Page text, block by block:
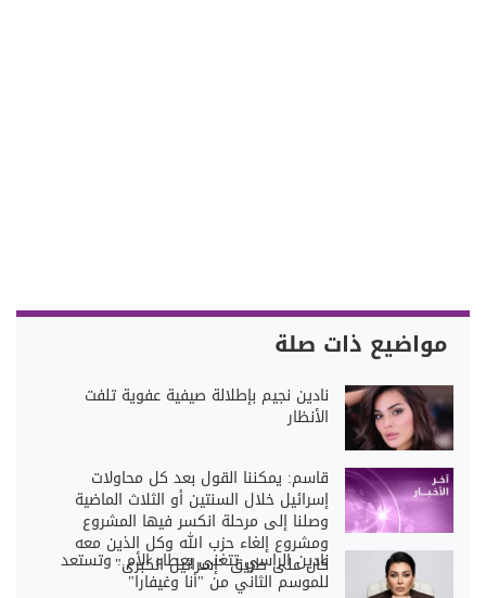
مواضيع ذات صلة
نادين نجيم بإطلالة صيفية عفوية تلفت
الأنظار
قاسم: يمكننا القول بعد كل محاولات
إسرائيل خلال السنتين أو الثلاث الماضية
وصلنا إلى مرحلة انكسر فيها المشروع
ومشروع إلغاء حزب الله وكل الذين معه
كان على طريق "إسرائيل الكبرى"
نادين الراسي تتغنى بعطاء الأم.. وتستعد
للموسم الثاني من "أنا وغيفارا"